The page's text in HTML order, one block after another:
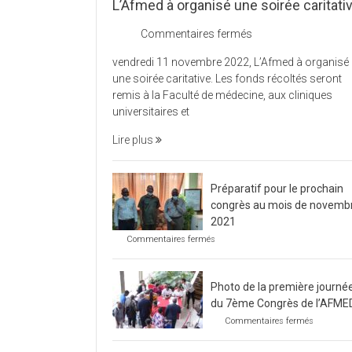
L’Afmed à organisé une soirée
Commentaires fermés
à
organisé
une
vendredi 11 novembre 2022, L’Afmed à organisé
une soirée caritative. Les fonds récoltés seront
remis à la Faculté de médecine, aux cliniques
universitaires et
Lire plus
Préparatif pour le prochain
congrès au mois de
2021
Commentaires fermés
prochain
congrès
mois
de
Photo de la première
du 7ème Congrès de
Commentaires fermés